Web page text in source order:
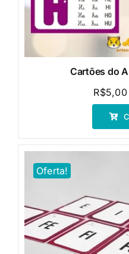
Cartões do
R$5,00
Oferta!